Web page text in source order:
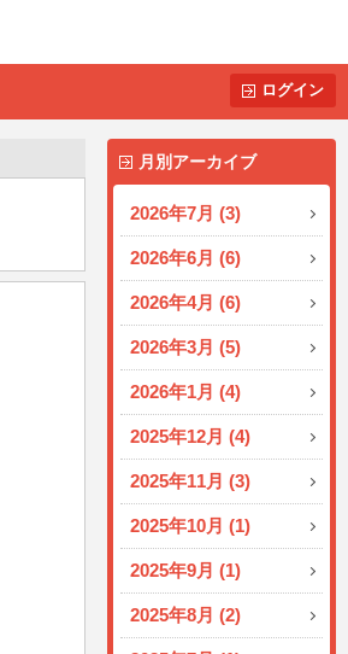
ログイン
月別アーカイブ
2026年7月 (3)
2026年6月 (6)
2026年4月 (6)
2026年3月 (5)
2026年1月 (4)
2025年12月 (4)
2025年11月 (3)
2025年10月 (1)
2025年9月 (1)
2025年8月 (2)